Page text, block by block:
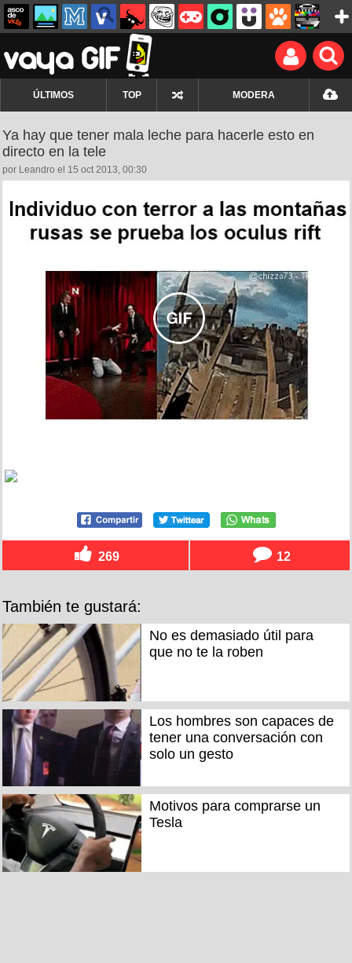
ÚLTIMOS TOP MODERA
Ya hay que tener mala leche para hacerle esto en
directo en la tele
por Leandro el 15 oct 2013, 00:30
269 12
También te gustará:
No es demasiado útil para
que no te la roben
Los hombres son capaces de
tener una conversación con
solo un gesto
Motivos para comprarse un
Tesla